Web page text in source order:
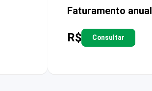
Faturamento anual
R$ Consultar